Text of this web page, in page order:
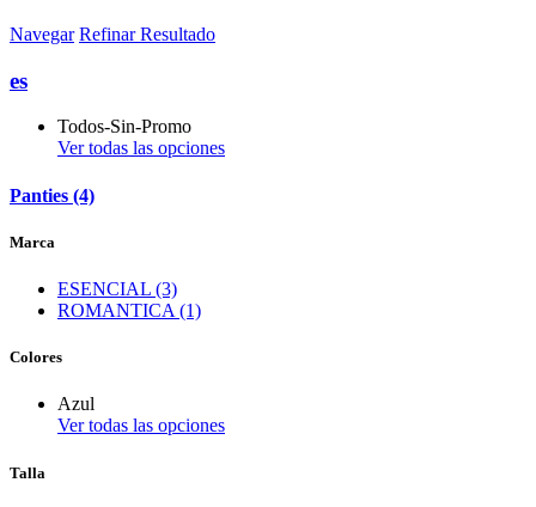
Navegar Refinar Resultado
es
Todos-Sin-Promo
Ver todas las opciones
Panties (4)
Marca
ESENCIAL (3)
ROMANTICA (1)
Colores
Azul
Ver todas las opciones
Talla